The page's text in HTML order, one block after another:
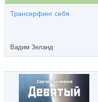
Трансерфинг себя
Вадим Зеланд